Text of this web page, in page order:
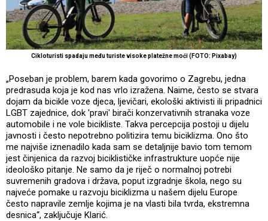
Cikloturisti spadaju među turiste visoke platežne moći (FOTO: Pixabay)
„Poseban je problem, barem kada govorimo o Zagrebu, jedna
predrasuda koja je kod nas vrlo izražena. Naime, često se stvara
dojam da bicikle voze djeca, ljevičari, ekološki aktivisti ili pripadnici
LGBT zajednice, dok 'pravi' birači konzervativnih stranaka voze
automobile i ne vole bicikliste. Takva percepcija postoji u dijelu
javnosti i često nepotrebno politizira temu biciklizma. Ono što
me najviše iznenadilo kada sam se detaljnije bavio tom temom
jest činjenica da razvoj biciklističke infrastrukture uopće nije
ideološko pitanje. Ne samo da je riječ o normalnoj potrebi
suvremenih gradova i država, poput izgradnje škola, nego su
najveće pomake u razvoju biciklizma u našem dijelu Europe
često napravile zemlje kojima je na vlasti bila tvrda, ekstremna
desnica“, zaključuje Klarić.